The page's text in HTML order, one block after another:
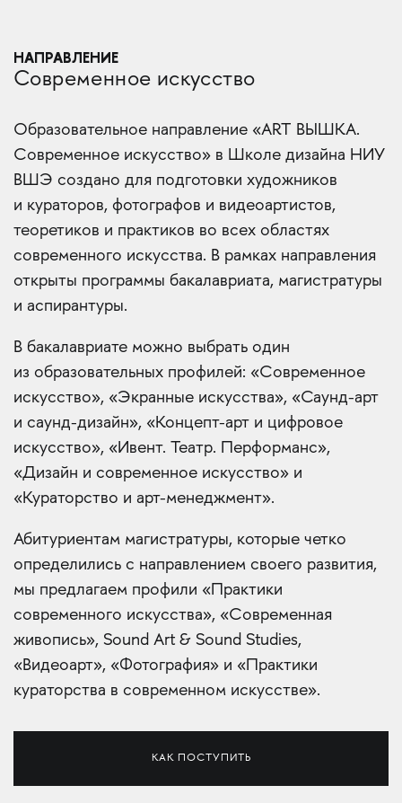
НАПРАВЛЕНИЕ
Современное искусство
Образовательное направление «ART ВЫШКА.
Современное искусство» в Школе дизайна НИУ
ВШЭ создано для подготовки художников
и кураторов, фотографов и видеоартистов,
теоретиков и практиков во всех областях
современного искусства. В рамках направления
открыты программы бакалавриата, магистратуры
и аспирантуры.
В бакалавриате можно выбрать один
из образовательных профилей: «Современное
искусство», «Экранные искусства», «Саунд-арт
и саунд-дизайн», «Концепт-арт и цифровое
искусство», «Ивент. Театр. Перформанс»,
«Дизайн и современное искусство» и
«Кураторство и арт-менеджмент».
Абитуриентам магистратуры, которые четко
определились с направлением своего развития,
мы предлагаем профили «Практики
современного искусства», «Современная
живопись», Sound Art & Sound Studies,
«Видеоарт», «Фотография» и «Практики
кураторства в современном искусстве».
КАК ПОСТУПИТЬ